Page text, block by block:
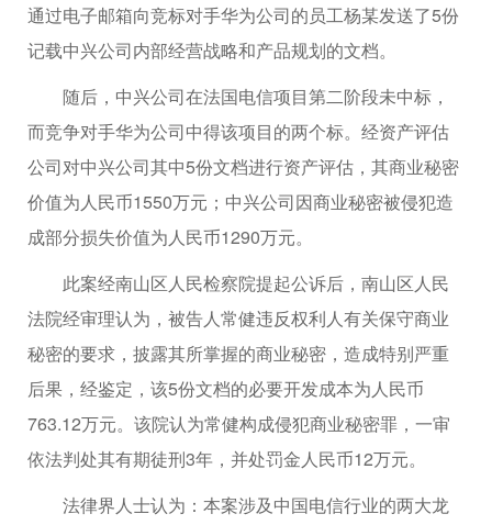
通过电子邮箱向竞标对手华为公司的员工杨某发送了5份
记载中兴公司内部经营战略和产品规划的文档。
随后，中兴公司在法国电信项目第二阶段未中标，
而竞争对手华为公司中得该项目的两个标。经资产评估
公司对中兴公司其中5份文档进行资产评估，其商业秘密
价值为人民币1550万元；中兴公司因商业秘密被侵犯造
成部分损失价值为人民币1290万元。
此案经南山区人民检察院提起公诉后，南山区人民
法院经审理认为，被告人常健违反权利人有关保守商业
秘密的要求，披露其所掌握的商业秘密，造成特别严重
后果，经鉴定，该5份文档的必要开发成本为人民币
763.12万元。该院认为常健构成侵犯商业秘密罪，一审
依法判处其有期徒刑3年，并处罚金人民币12万元。
法律界人士认为：本案涉及中国电信行业的两大龙